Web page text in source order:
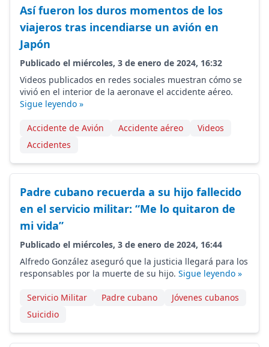
Así fueron los duros momentos de los
viajeros tras incendiarse un avión en
Japón
Publicado el miércoles, 3 de enero de 2024, 16:32
Videos publicados en redes sociales muestran cómo se
vivió en el interior de la aeronave el accidente aéreo.
Sigue leyendo »
Accidente de Avión Accidente aéreo
Videos
Accidentes
Padre cubano recuerda a su hijo fallecido
en el servicio militar: “Me lo quitaron de
mi vida”
Publicado el miércoles, 3 de enero de 2024, 16:44
Alfredo González aseguró que la justicia llegará para los
responsables por la muerte de su hijo. Sigue leyendo »
Servicio Militar Padre cubano
Jóvenes cubanos
Suicidio